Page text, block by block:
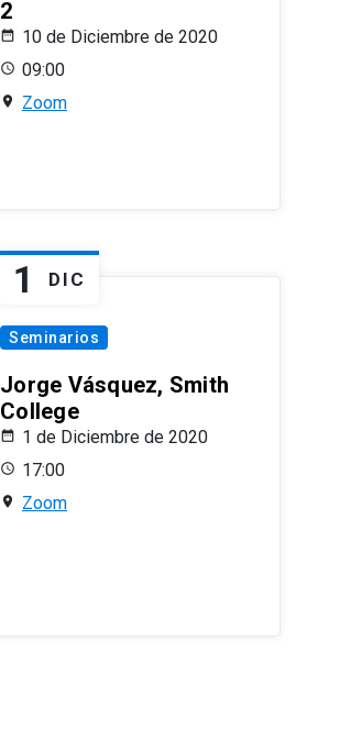
2
10 de Diciembre de 2020
09:00
Zoom
1 DIC
Seminarios
Jorge Vásquez, Smith
College
1 de Diciembre de 2020
17:00
Zoom